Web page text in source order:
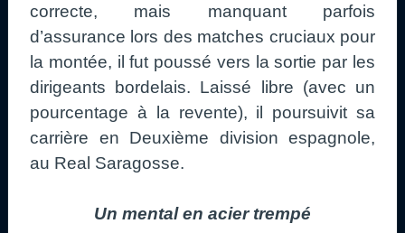
correcte, mais manquant parfois
d’assurance lors des matches cruciaux pour
la montée, il fut poussé vers la sortie par les
dirigeants bordelais. Laissé libre (avec un
pourcentage à la revente), il poursuivit sa
carrière en Deuxième division espagnole,
au Real Saragosse.
Un mental en acier trempé